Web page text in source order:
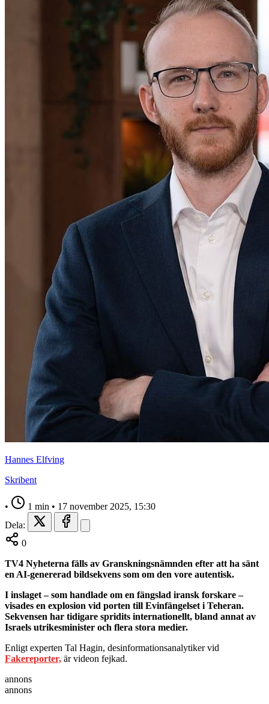
Hannes Elfving
Skribent
• 1 min • 17 november 2025, 15:30
Dela:
0
TV4 Nyheterna fälls av Granskningsnämnden efter att ha sänt
en AI-genererad bildsekvens som om den vore autentisk.
I inslaget – som handlade om en fängslad iransk forskare –
visades en explosion vid porten till Evinfängelset i Teheran.
Sekvensen har tidigare spridits internationellt, bland annat av
Israels utrikesminister och flera stora medier.
Enligt experten Tal Hagin, desinformationsanalytiker vid
Fakereporter, är videon fejkad.
annons
annons